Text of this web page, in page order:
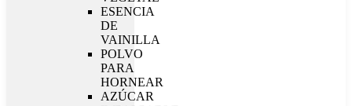
ESENCIA
DE
VAINILLA
POLVO
PARA
HORNEAR
AZÚCAR